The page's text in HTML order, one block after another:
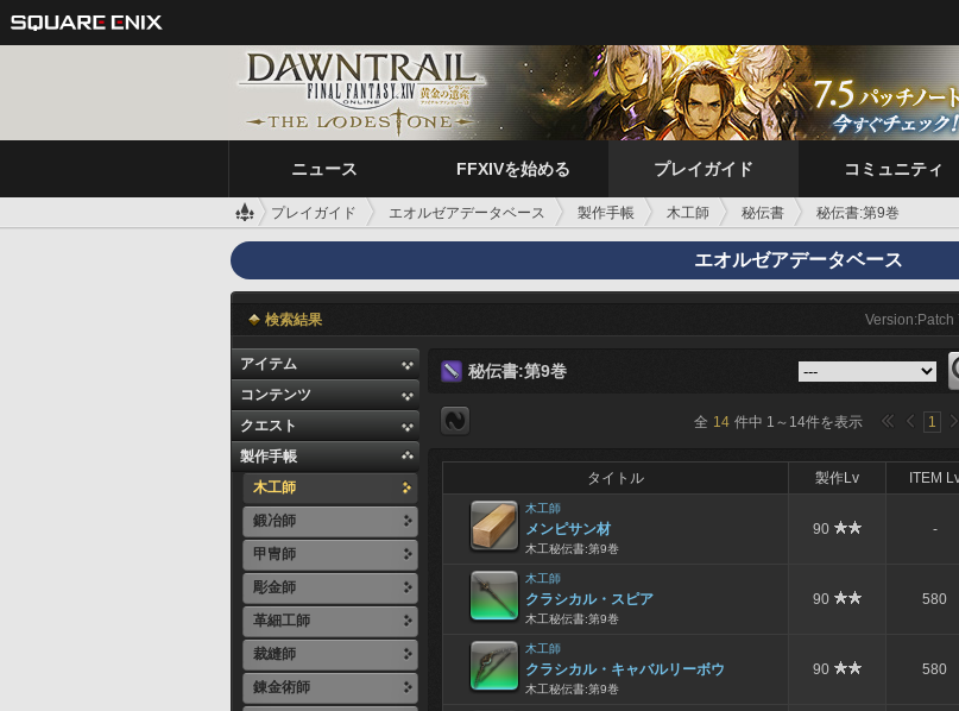
ニュース FFXIVを始める プレイガイド コミュニティ
プレイガイド エオルゼアデータベース 製作手帳 木工師 秘伝書 秘伝書:第9巻
エオルゼアデータベース
検索結果 Version:Patch
アイテム
コンテンツ
クエスト
製作手帳
木工師
鍛冶師
甲冑師
彫金師
革細工師
裁縫師
錬金術師
秘伝書:第9巻
全 14 件中 1 ～ 14件を表示 1
タイトル 製作Lv ITEM
木工師
メンピサン材
木工秘伝書:第9巻
90 -
木工師
クラシカル・スピア
木工秘伝書:第9巻
90 580
木工師
クラシカル・キャバルリーボウ
木工秘伝書:第9巻
90 580